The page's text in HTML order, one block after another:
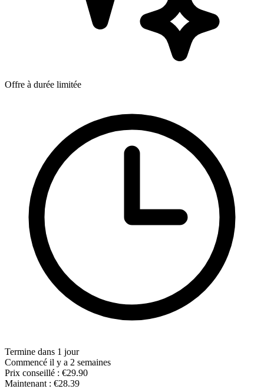
Offre à durée limitée
Termine dans 1 jour
Commencé il y a 2 semaines
Prix conseillé : €29.90
Maintenant : €28.39